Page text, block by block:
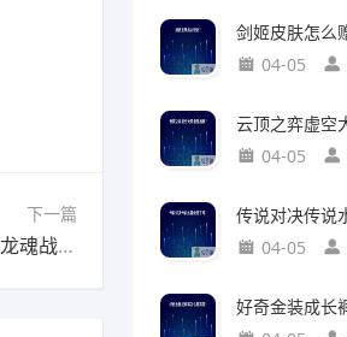
下一篇
下一篇：蛋仔派对龙魂战神怎么抽更划算?(蛋仔派对龙魂战神怎么抽更划算一些)
04-05
04-05
04-05